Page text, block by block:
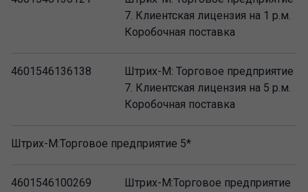
7. Клиентская лицензия на 1 р.м.
Коробочная поставка
4601546136138
Штрих-М: Торговое предприятие
7. Клиентская лицензия на 5 р.м.
Коробочная поставка
Штрих-М:Торговое предприятие 5*
4601546100269
Штрих-М:Торговое предприятие